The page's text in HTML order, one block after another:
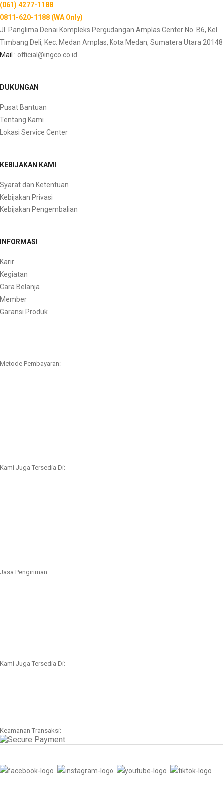
(061) 4277-1188
0811-620-1188 (WA Only)
Jl. Panglima Denai Kompleks Pergudangan Amplas Center No. B6, Kel.
Timbang Deli, Kec. Medan Amplas, Kota Medan, Sumatera Utara 20148
Mail : official@ingco.co.id
DUKUNGAN
Pusat Bantuan
Tentang Kami
Lokasi Service Center
KEBIJAKAN KAMI
Syarat dan Ketentuan
Kebijakan Privasi
Kebijakan Pengembalian
INFORMASI
Karir
Kegiatan
Cara Belanja
Member
Garansi Produk
Metode Pembayaran:
Kami Juga Tersedia Di:
Jasa Pengiriman:
Kami Juga Tersedia Di:
Keamanan Transaksi: